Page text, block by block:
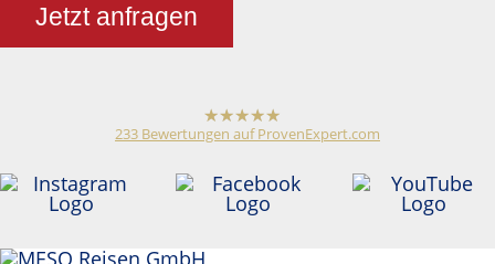
Jetzt anfragen
Meso Reisen Reiseveranstalter /
hat4,79
Sternen
233 Bewertungen auf ProvenExpert.com